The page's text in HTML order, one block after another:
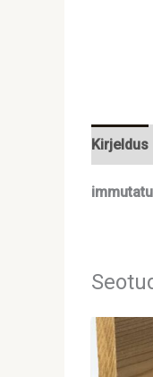
Kirjeldus